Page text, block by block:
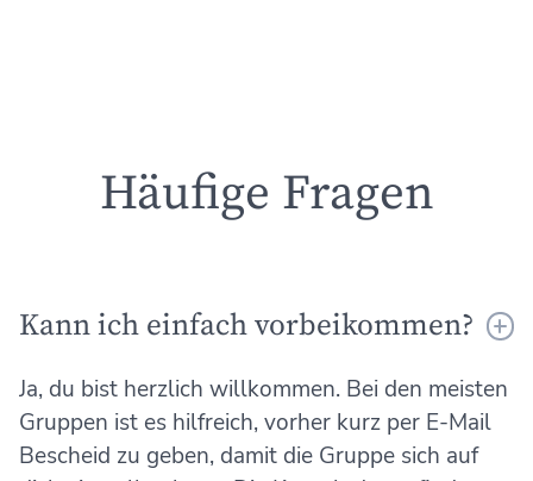
Häufige Fragen
Kann ich einfach vorbeikommen?
Ja, du bist herzlich willkommen. Bei den meisten
Gruppen ist es hilfreich, vorher kurz per E-Mail
Bescheid zu geben, damit die Gruppe sich auf